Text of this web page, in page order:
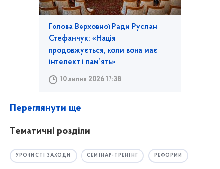
Голова Верховної Ради Руслан
Стефанчук: «Нація
продовжується, коли вона має
інтелект і пам’ять»
10 липня 2026 17:38
Переглянути ще
Тематичні розділи
УРОЧИСТІ ЗАХОДИ СЕМІНАР-ТРЕНІНГ РЕФОРМИ